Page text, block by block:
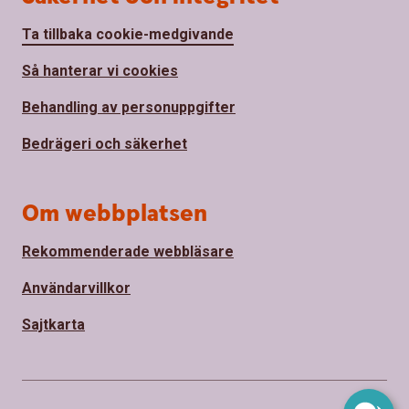
Ta tillbaka cookie-medgivande
Så hanterar vi cookies
Behandling av personuppgifter
Bedrägeri och säkerhet
Om webbplatsen
Rekommenderade webbläsare
Användarvillkor
Sajtkarta